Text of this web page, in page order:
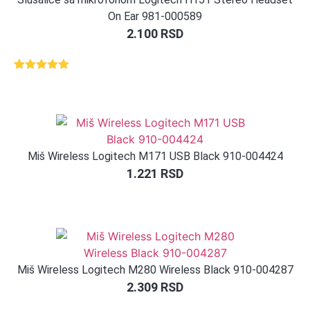
On Ear 981-000589
2.100 RSD
Miš Wireless Logitech M171 USB Black 910-004424
1.221 RSD
Miš Wireless Logitech M280 Wireless Black 910-004287
2.309 RSD